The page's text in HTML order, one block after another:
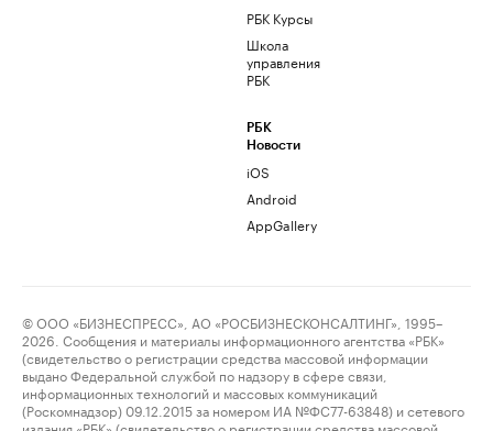
РБК Курсы
Школа
управления
РБК
РБК
Новости
iOS
Android
AppGallery
© ООО «БИЗНЕСПРЕСС», АО «РОСБИЗНЕСКОНСАЛТИНГ», 1995–
2026. Сообщения и материалы информационного агентства «РБК»
(свидетельство о регистрации средства массовой информации
выдано Федеральной службой по надзору в сфере связи,
информационных технологий и массовых коммуникаций
(Роскомнадзор) 09.12.2015 за номером ИА №ФС77-63848) и сетевого